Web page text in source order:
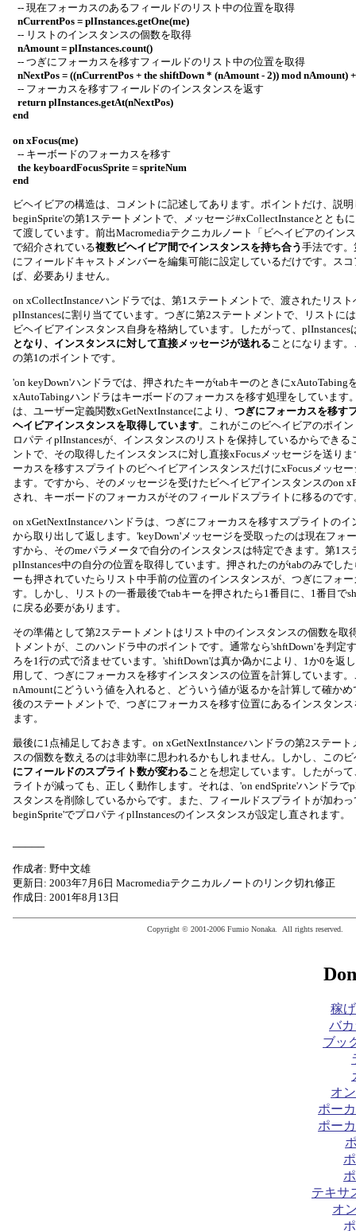
-- 現在フォーカスのあるフィールドのリスト中の位置を取得
nCurrentPos = plInstances.getOne(me)
-- リストのインスタンスの個数を取得
nAmount = plInstances.count()
-- つぎにフォーカスを移すフィールドのリスト中の位置を取得
nNextPos = ((nCurrentPos + the shiftDown * (nAmount - 2)) mod nAmount)
-- フォーカスを移すフィールドのインスタンスを返す
return plInstances.getAt(nNextPos)
end
on xFocus(me)
-- キーボードのフォーカスを移す
the keyboardFocusSprite = spriteNum
end
ビヘイビアの構造は、コメントに記述してあります。ポイントだけ、説
beginSprite'の第1ステートメントで、メッセージ#xCollectInstanceととも
て渡しています。前出Macromediaテクニカルノート「ビヘイビアのイン
で紹介されている複数ビヘイビア間でインスタンスを持ち合う 手法です
にフィールドキャストメンバーを編集可能に設定しているだけです。ス
ば、必要ありません。
on xCollectInstanceハンドラでは、第1ステートメントで、渡されたリス
plInstancesに割り当てています。つぎに第2ステートメントで、リストに
ビヘイビアインスタンス自身を格納しています。したがって、plInstances
となり、インスタンスに対して直接メッセージが送れることになります
の第1のポイントです。
'on keyDown'ハンドラでは、押されたキーがtabキーのときにxAutoTabing
xAutoTabingハンドラはキーボードのフォーカスを移す処理をしています
は、ユーザー定義関数xGetNextInstanceにより、 つぎにフォーカスを移す
ヘイビアインスタンスを取得しています。これがこのビヘイビアのポイ
ロパティplInstancesが、インスタンスのリストを保持しているからでき
ントで、その取得したインスタンスに対し直接xFocusメッセージを送り
ーカスを移すスプライトのビヘイビアインスタンスだけにxFocusメッセ
ます。ですから、そのメッセージを受けたビヘイビアインスタンスのon
され、キーボードのフォーカスがそのフィールドスプライトに移るのです
on xGetNextInstanceハンドラは、つぎにフォーカスを移すスプライトのイ
から取り出して返します。'keyDown'メッセージを受取ったのは現在フォ
すから、そのmeパラメータで自分のインスタンスは特定できます。第1
plInstances中の自分の位置を取得しています。押されたのがtabのみでし
ーも押されていたらリスト中手前の位置のインスタンスが、つぎにフォ
す。しかし、リストの一番最後でtabキーを押されたら1番目に、1番目で
に戻る必要があります。
その準備として第2ステートメントはリスト中のインスタンスの個数を取
トメントが、このハンドラ中のポイントです。通常なら'shftDown'を判定
ろを1行の式で済ませています。'shiftDown'は真か偽かにより、1か0を返
用して、つぎにフォーカスを移すインスタンスの位置を計算しています。
nAmountにどういう値を入れると、どういう値が返るかを計算して確か
後のステートメントで、つぎにフォーカスを移す位置にあるインスタン
ます。
最後に1点補足しておきます。on xGetNextInstanceハンドラの第2ステー
スの個数を数えるのは非効率に思われるかもしれません。しかし、この
にフィールドのスプライト数が変わることを想定しています。したがっ
ライトが減っても、正しく動作します。それは、'on endSprite'ハンドラで
スタンスを削除しているからです。また、フィールドスプライトが加わ
beginSprite'でプロパティplInstancesのインスタンスが設定し直されます。
作成者: 野中文雄
更新日: 2003年7月6日 Macromediaテクニカルノートのリンク切れ修正
作成日: 2001年8月13日
Copyright © 2001-2006 Fumio Nonaka. All rights reserved.
稼
バ
ブッ
オ
ポー
ポー
テキサ
オ